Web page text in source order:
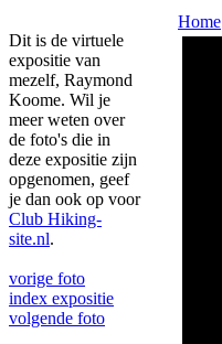
Dit is de virtuele
expositie van
mezelf, Raymond
Koome. Wil je
meer weten over
de foto's die in
deze expositie zijn
opgenomen, geef
je dan ook op voor
Club Hiking-
site.nl.
vorige foto
index expositie
volgende foto
Home